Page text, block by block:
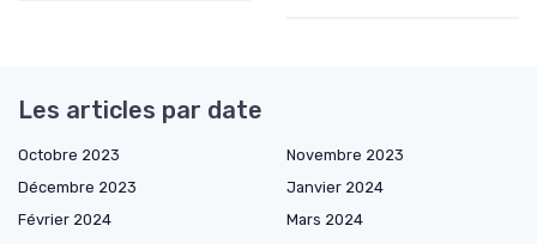
Les articles par date
Octobre 2023
Novembre 2023
Décembre 2023
Janvier 2024
Février 2024
Mars 2024